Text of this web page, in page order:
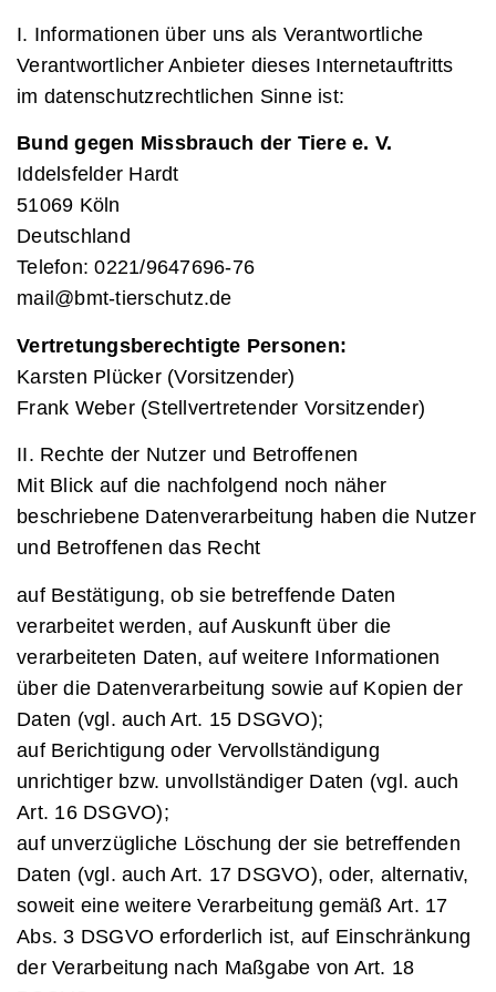
I. Informationen über uns als Verantwortliche
Verantwortlicher Anbieter dieses Internetauftritts
im datenschutzrechtlichen Sinne ist:
Bund gegen Missbrauch der Tiere e. V.
Iddelsfelder Hardt
51069 Köln
Deutschland
Telefon: 0221/9647696-76
mail@bmt-tierschutz.de
Vertretungsberechtigte Personen:
Karsten Plücker (Vorsitzender)
Frank Weber (Stellvertretender Vorsitzender)
II. Rechte der Nutzer und Betroffenen
Mit Blick auf die nachfolgend noch näher
beschriebene Datenverarbeitung haben die Nutzer
und Betroffenen das Recht
auf Bestätigung, ob sie betreffende Daten
verarbeitet werden, auf Auskunft über die
verarbeiteten Daten, auf weitere Informationen
über die Datenverarbeitung sowie auf Kopien der
Daten (vgl. auch Art. 15 DSGVO);
auf Berichtigung oder Vervollständigung
unrichtiger bzw. unvollständiger Daten (vgl. auch
Art. 16 DSGVO);
auf unverzügliche Löschung der sie betreffenden
Daten (vgl. auch Art. 17 DSGVO), oder, alternativ,
soweit eine weitere Verarbeitung gemäß Art. 17
Abs. 3 DSGVO erforderlich ist, auf Einschränkung
der Verarbeitung nach Maßgabe von Art. 18